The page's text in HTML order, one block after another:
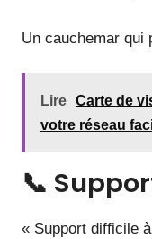
Un cauchemar qui
Lire Carte de
votre réseau
📞
« Support difficile